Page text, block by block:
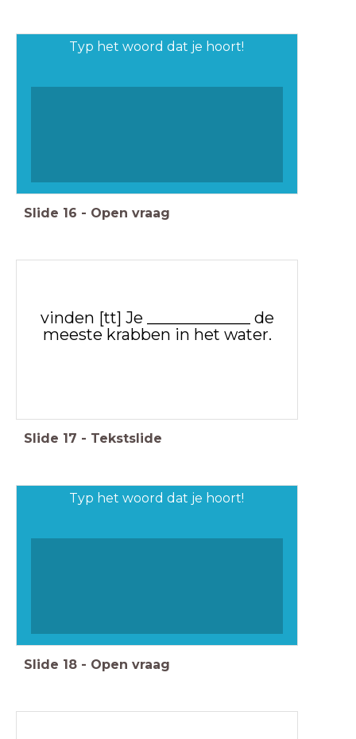
Typ het woord dat je hoort!
Slide 16 - Open vraag
vinden [tt] Je _____________ de
meeste krabben in het water.
Slide 17 - Tekstslide
Typ het woord dat je hoort!
Slide 18 - Open vraag